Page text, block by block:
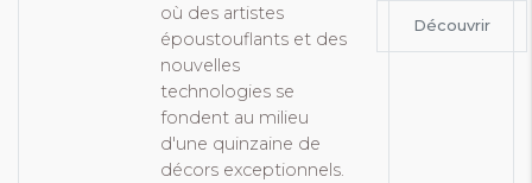
où des artistes
époustouflants et des
nouvelles
technologies se
fondent au milieu
d'une quinzaine de
décors exceptionnels.
Découvrir